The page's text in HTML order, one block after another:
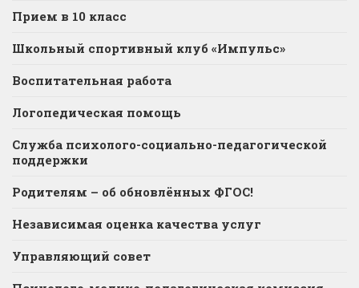
Прием в 10 класс
Школьный спортивный клуб «Импульс»
Воспитательная работа
Логопедическая помощь
Служба психолого-социально-педагогической
поддержки
Родителям – об обновлённых ФГОС!
Независимая оценка качества услуг
Управляющий совет